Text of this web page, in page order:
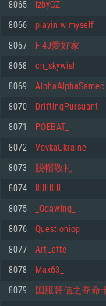
최소사양
운영체제: Windows 10
프로세서: 2.2 GHz 듀얼
메모리: 4GB
그래픽 카드: DirectX
GeForce GT 660. 최소
네트워크: 브로드밴드
여유 저장 공간: 22.1
권장 사양
최소사양
운영체제: Mac OS Big
프로세서: 최소 2.2
메모리: 6 GB
그래픽 카드: Metal 을
능을 가지는 Mac 버전
네트워크: 브로드밴드
여유 저장 공간: 22.1
권장 사양
최소사양
운영체제: 64bit Linux
프로세서: 2.4 GHz 듀얼
메모리: 4 GB
그래픽 카드: Vulkan 을
660 (6개월 미만) 혹은
원하는 AMD (6개월 미
네트워크: 브로드밴드
여유 저장 공간: 22.1
권장 사양
운영체제: Ubuntu
프로세서: Intel Core i7
메모리: 16 GB
8065 IzbyCZ
8066 playin w myself
8067 F-4J愛好家
8068 cn_skywish
8069 AlphaAlphaSamec
8070 DriftingPursuant
8071 POEBAT_
8072 VovkaUkraine
8073 脱帽敬礼
8074
8075 _Odawing_
8076 Questioniop
8077 ArtLatte
8078 Max63_
8079 国服韩信之夺命